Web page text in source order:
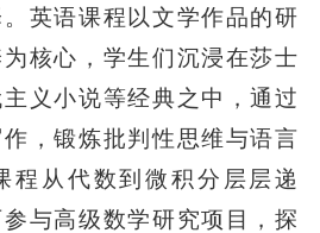
英语课程以文学作品的研
核心，学生们沉浸在莎士
义小说等经典之中，通过
，锻炼批判性思维与语言
程从代数到微积分层层递
与高级数学研究项目，探